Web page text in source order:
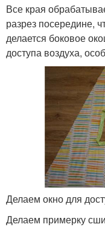
Все края
разрез посередине,
делается боковое
доступа воздуха,
Делаем окно для
Делаем примерку